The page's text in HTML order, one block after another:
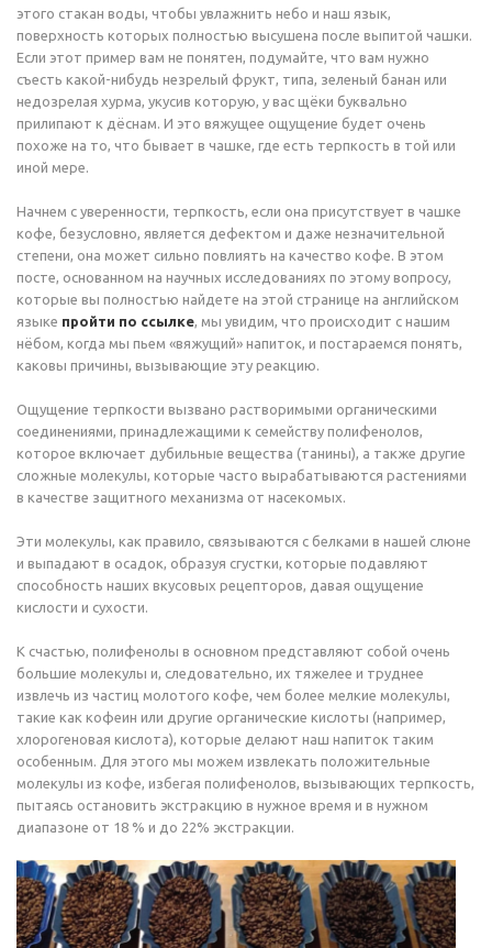
этого стакан воды, чтобы увлажнить небо и наш язык,
поверхность которых полностью высушена после выпитой чашки.
Если этот пример вам не понятен, подумайте, что вам нужно
съесть какой-нибудь незрелый фрукт, типа, зеленый банан или
недозрелая хурма, укусив которую, у вас щёки буквально
прилипают к дёснам. И это вяжущее ощущение будет очень
похоже на то, что бывает в чашке, где есть терпкость в той или
иной мере.
Начнем с уверенности, терпкость, если она присутствует в чашке
кофе, безусловно, является дефектом и даже незначительной
степени, она может сильно повлиять на качество кофе. В этом
посте, основанном на научных исследованиях по этому вопросу,
которые вы полностью найдете на этой странице на английском
языке пройти по ссылке, мы увидим, что происходит с нашим
нёбом, когда мы пьем «вяжущий» напиток, и постараемся понять,
каковы причины, вызывающие эту реакцию.
Ощущение терпкости вызвано растворимыми органическими
соединениями, принадлежащими к семейству полифенолов,
которое включает дубильные вещества (танины), а также другие
сложные молекулы, которые часто вырабатываются растениями
в качестве защитного механизма от насекомых.
Эти молекулы, как правило, связываются с белками в нашей слюне
и выпадают в осадок, образуя сгустки, которые подавляют
способность наших вкусовых рецепторов, давая ощущение
кислости и сухости.
К счастью, полифенолы в основном представляют собой очень
большие молекулы и, следовательно, их тяжелее и труднее
извлечь из частиц молотого кофе, чем более мелкие молекулы,
такие как кофеин или другие органические кислоты (например,
хлорогеновая кислота), которые делают наш напиток таким
особенным. Для этого мы можем извлекать положительные
молекулы из кофе, избегая полифенолов, вызывающих терпкость,
пытаясь остановить экстракцию в нужное время и в нужном
диапазоне от 18 % и до 22% экстракции.